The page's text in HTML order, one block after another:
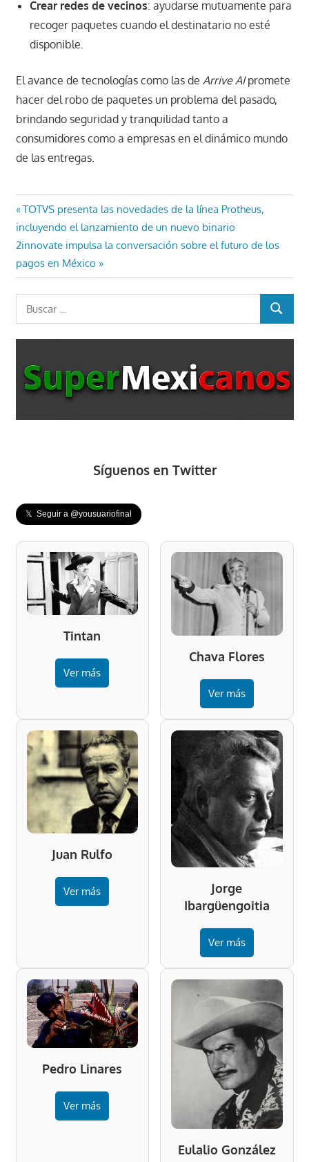
Crear redes de vecinos: ayudarse mutuamente para
recoger paquetes cuando el destinatario no esté
disponible.
El avance de tecnologías como las de Arrive AIpromete
hacer del robo de paquetes un problema del pasado,
brindando seguridad y tranquilidad tanto a
consumidores como a empresas en el dinámico mundo
de las entregas.
Navegación
de
entradas
Entrada
anterior:
TOTVS presenta las novedades de la línea Protheus,
incluyendo el lanzamiento de un nuevo binario
Entrada
siguiente:
2innovate impulsa la conversación sobre el futuro de los
pagos en México
BUSCAR
Síguenos en Twitter
𝕏 Seguir a @yousuariofinal
Tintan
Ver más
Chava Flores
Ver más
Juan Rulfo
Ver más
Jorge
Ibargüengoitia
Ver más
Pedro Linares
Ver más
Eulalio González